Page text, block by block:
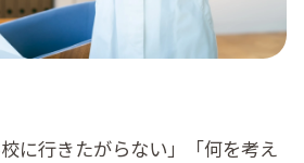
よくある質問
に行きたがらない」「何を考え